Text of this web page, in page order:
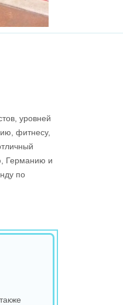
уровней
фитнесу,
Германию и
по